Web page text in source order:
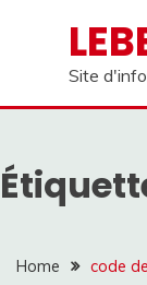
Site
Home code